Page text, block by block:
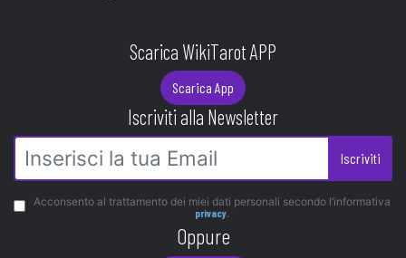
Scarica WikiTarot APP
Scarica App
Iscriviti alla Newsletter
Iscriviti
Acconsento al trattamento dei miei dati personali secondo l’informativa
privacy.
Oppure